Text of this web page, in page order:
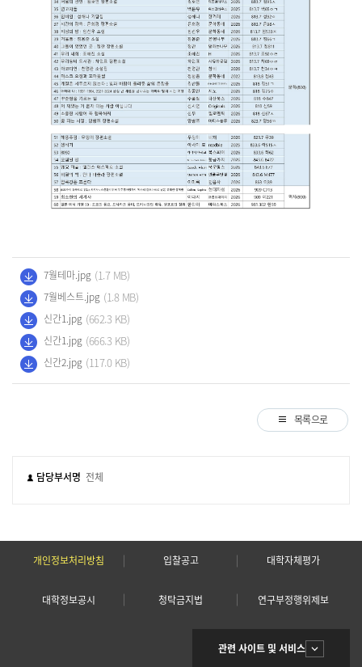
7월테마.jpg (1.7 MB)
7월베스트.jpg (1.8 MB)
신간1.jpg (662.3 KB)
신간1.jpg (666.3 KB)
신간2.jpg (117.0 KB)
목록으로
담당부서명 전체
개인정보처리방침 입찰공고 대학자체평가
대학정보공시 청탁금지법 연구부정행위제보
관련 사이트 및 서비스